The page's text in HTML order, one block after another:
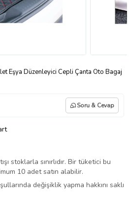
Eşya Düzenleyici Cepli Çanta Oto Bagaj
Soru & Cevap
stoklarla sınırlıdır. Bir tüketici bu
10 adet satın alabilir.
değişiklik yapma hakkını saklı